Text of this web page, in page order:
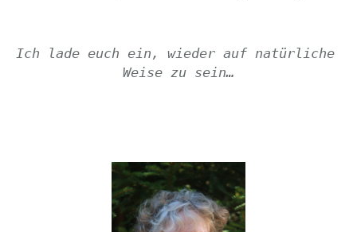
Ich lade euch ein, wieder auf natürliche
Weise zu sein…